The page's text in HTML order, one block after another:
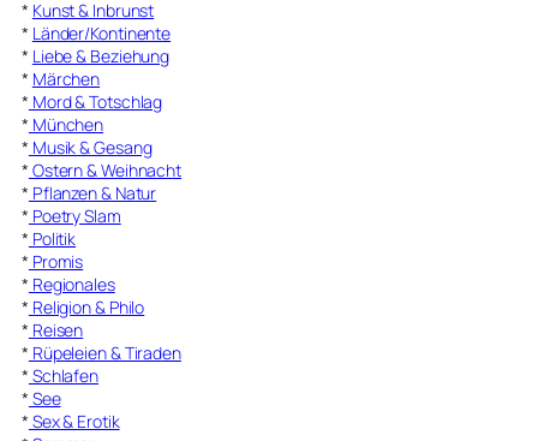
* Kunst & Inbrunst
* Länder/Kontinente
* Liebe & Beziehung
* Märchen
* Mord & Totschlag
* München
* Musik & Gesang
* Ostern & Weihnacht
* Pflanzen & Natur
* Poetry Slam
* Politik
* Promis
* Regionales
* Religion & Philo
* Reisen
* Rüpeleien & Tiraden
* Schlafen
* See
* Sex & Erotik